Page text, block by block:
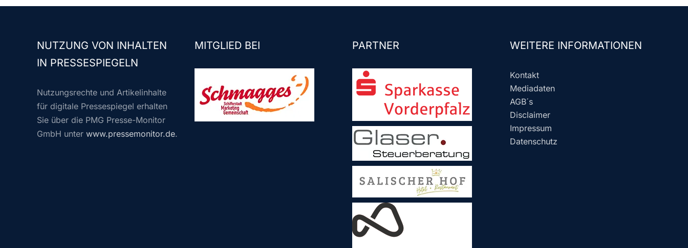
NUTZUNG VON INHALTEN
IN PRESSESPIEGELN
Nutzungsrechte und Artikelinhalte
für digitale Pressespiegel erhalten
Sie über die PMG Presse-Monitor
GmbH unter www.pressemonitor.de.
MITGLIED BEI PARTNER WEITERE INFORMATIONEN
Kontakt
Mediadaten
AGB´s
Disclaimer
Impressum
Datenschutz